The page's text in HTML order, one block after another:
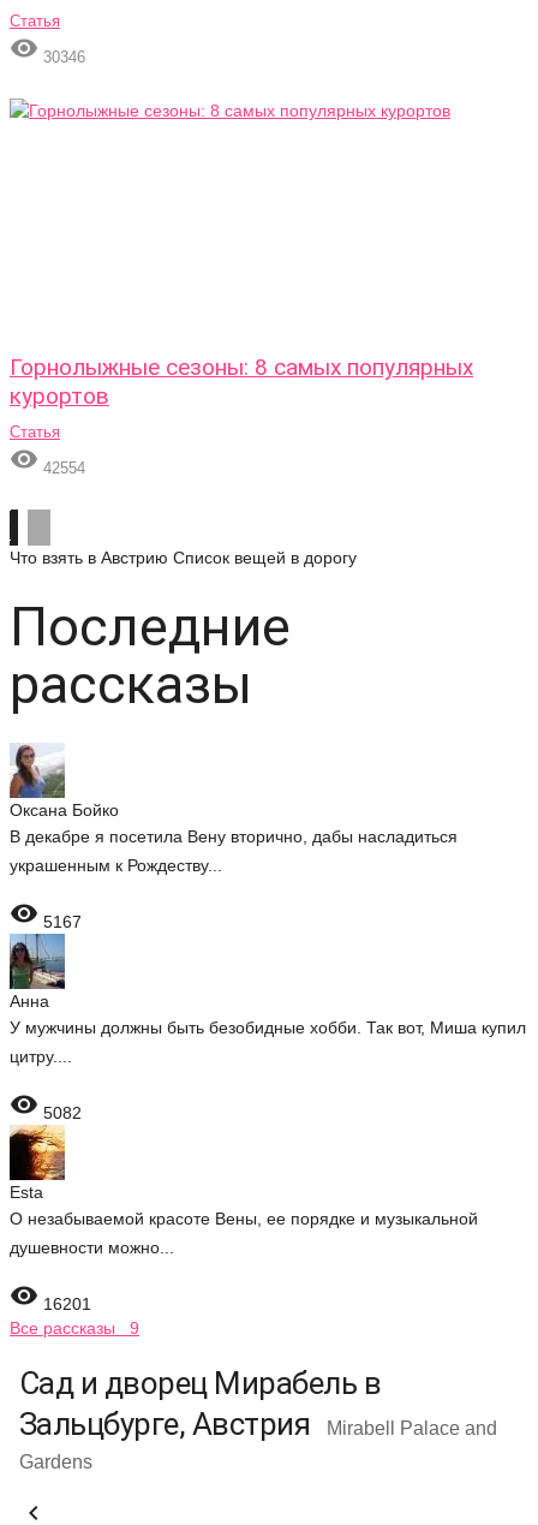
Статья
 30346
Горнолыжные сезоны: 8 самых популярных
курортов
Статья
 42554
Что взять в Австрию Список вещей в дорогу
Последние
рассказы
Оксана Бойко
В декабре я посетила Вену вторично, дабы насладиться
украшенным к Рождеству...
 5167
Анна
У мужчины должны быть безобидные хобби. Так вот, Миша купил
цитру....
 5082
Esta
О незабываемой красоте Вены, ее порядке и музыкальной
душевности можно...
 16201
Все рассказы 9
Сад и дворец Мирабель в
Зальцбурге, Австрия
Mirabell Palace and
Gardens
